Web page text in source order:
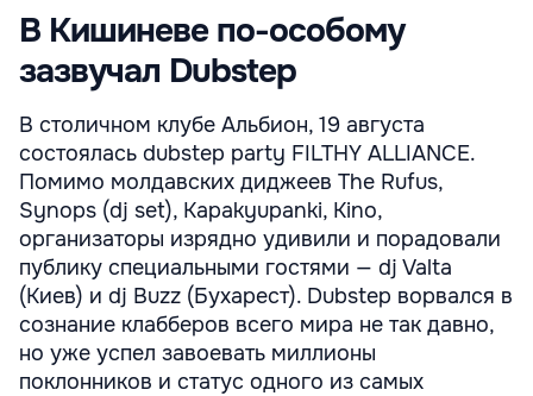
В Кишиневе по-особому
зазвучал Dubstep
В столичном клубе Альбион, 19 августа
состоялась dubstep party FILTHY ALLIANCE.
Помимо молдавских диджеев The Rufus,
Synops (dj set), Kapakyupanki, Kino,
организаторы изрядно удивили и порадовали
публику специальными гостями — dj Valta
(Киев) и dj Buzz (Бухарест). Dubstep ворвался в
сознание клабберов всего мира не так давно,
но уже успел завоевать миллионы
поклонников и статус одного из самых